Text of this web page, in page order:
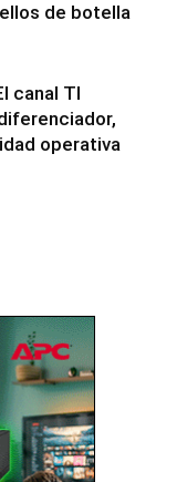
de botella
canal TI
operativa